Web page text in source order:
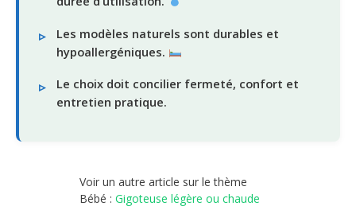
Les modèles naturels sont durables et
hypoallergéniques.
Le choix doit concilier fermeté, confort et
entretien pratique.
Voir un autre article sur le thème
Bébé : Gigoteuse légère ou chaude